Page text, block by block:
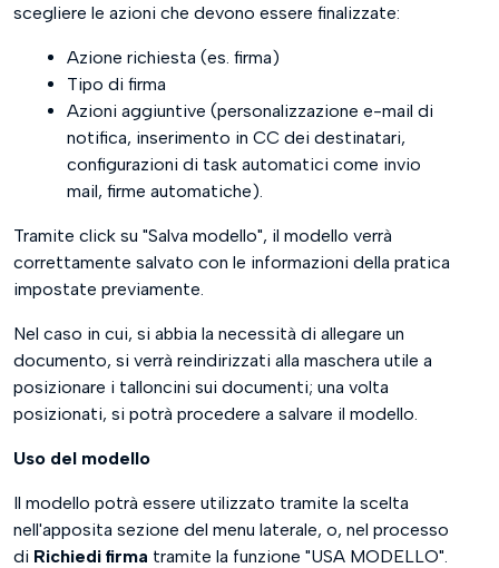
scegliere le azioni che devono essere finalizzate:
Azione richiesta (es. firma)
Tipo di firma
Azioni aggiuntive (personalizzazione e-mail di
notifica, inserimento in CC dei destinatari,
configurazioni di task automatici come invio
mail, firme automatiche).
Tramite click su "Salva modello", il modello verrà
correttamente salvato con le informazioni della pratica
impostate previamente.
Nel caso in cui, si abbia la necessità di allegare un
documento, si verrà reindirizzati alla maschera utile a
posizionare i talloncini sui documenti; una volta
posizionati, si potrà procedere a salvare il modello.
Uso del modello
Il modello potrà essere utilizzato tramite la scelta
nell'apposita sezione del menu laterale, o, nel processo
di Richiedi firma tramite la funzione "USA MODELLO".